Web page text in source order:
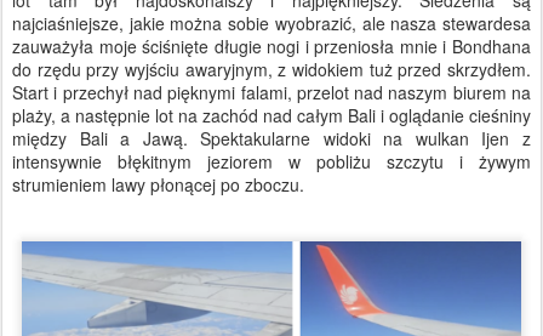
najciaśniejsze, jakie można sobie wyobrazić, ale nasza stewardesa
zauważyła moje ściśnięte długie nogi i przeniosła mnie i Bondhana
do rzędu przy wyjściu awaryjnym, z widokiem tuż przed skrzydłem.
Start i przechył nad pięknymi falami, przelot nad naszym biurem na
plaży, a następnie lot na zachód nad całym Bali i oglądanie cieśniny
między Bali a Jawą. Spektakularne widoki na wulkan Ijen z
intensywnie błękitnym jeziorem w pobliżu szczytu i żywym
strumieniem lawy płonącej po zboczu.